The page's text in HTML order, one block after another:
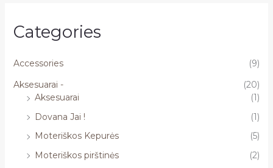
Categories
Accessories
(9)
Aksesuarai -
(20)
Aksesuarai
(1)
Dovana Jai !
(1)
Moteriškos Kepurės
(5)
Moteriškos pirštinės
(2)